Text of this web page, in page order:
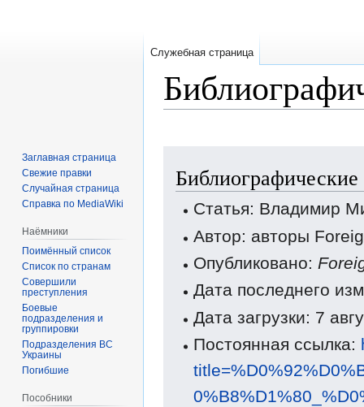
навигации
поиску
Статья: Владимир
Автор: авторы
Опубликовано:
Дата последнего
Дата загрузки: 7
Постоянная ссылка:
Служебная страница
Заглавная страница
Свежие правки
Случайная страница
Справка по MediaWiki
Наёмники
Поимённый список
Список по странам
Совершили
преступления
Боевые
подразделения и
группировки
Подразделения ВС
Украины
Погибшие
Пособники